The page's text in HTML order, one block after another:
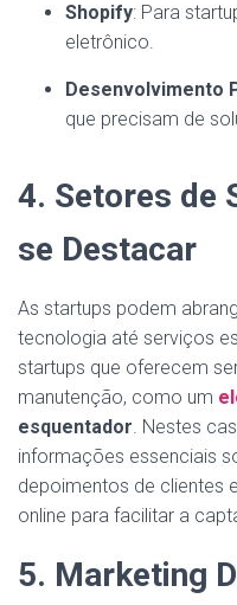
Shopify: Para
eletrônico.
Desenvolvimento
que precisam de
4. Setores de
se Destacar
As startups podem
tecnologia até serviços
startups que oferecem
manutenção, como um
esquentador. Nestes
informações essenciais
depoimentos de clientes
online para facilitar a
5. Marketing